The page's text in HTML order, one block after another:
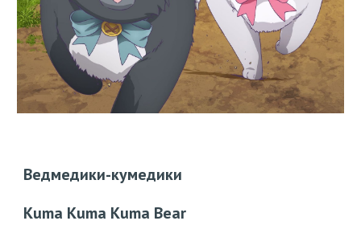
Ведмедики-кумедики
Kuma Kuma Kuma Bear